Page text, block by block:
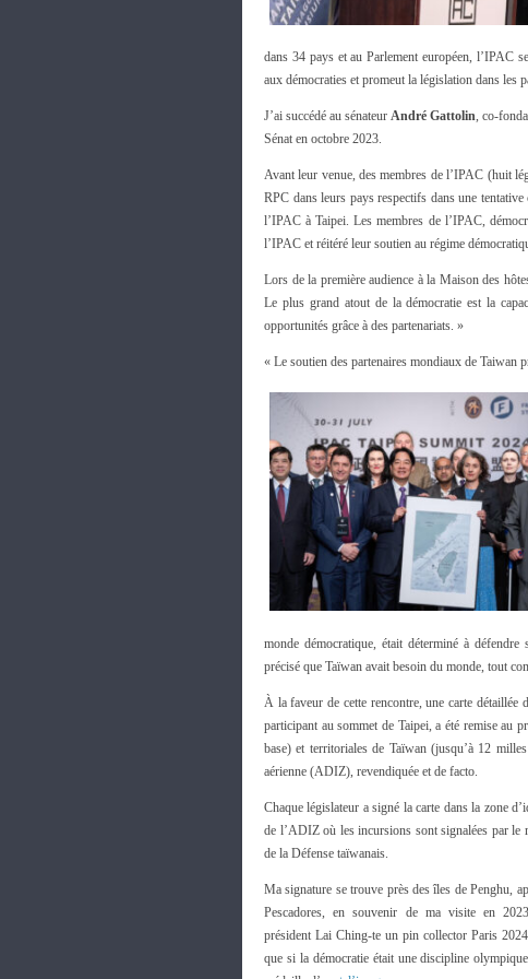
dans 34 pays et au Parlement européen, l’IPAC
aux démocraties et promeut la législation dans les
J’ai succédé au sénateur André Gattolin, co-
Sénat en octobre 2023.
Avant leur venue, des membres de l’IPAC (huit
RPC dans leurs pays respectifs dans une
l’IPAC à Taipei. Les membres de l’IPAC,
l’IPAC et réitéré leur soutien au régime
Lors de la première audience à la Maison des
Le plus grand atout de la démocratie est la
opportunités grâce à des partenariats. »
« Le soutien des partenaires mondiaux de Taiwan
monde démocratique, était déterminé à
précisé que Taïwan avait besoin du monde, tout
À la faveur de cette rencontre, une carte détaillée
participant au sommet de Taipei, a été remise au
base) et territoriales de Taïwan (jusqu’à 12
aérienne (ADIZ), revendiquée et de facto.
Chaque législateur a signé la carte dans la zone
de l’ADIZ où les incursions sont signalées par le
de la Défense taïwanais.
Ma signature se trouve près des îles de Penghu,
Pescadores, en souvenir de ma visite en
président Lai Ching-te un pin collector Paris
que si la démocratie était une discipline